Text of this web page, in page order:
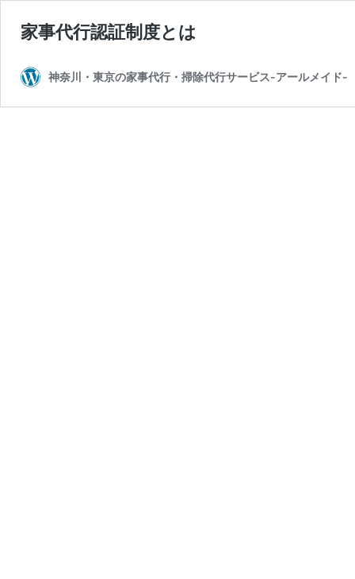
家事代行認証制度とは
神奈川・東京の家事代行・掃除代行サービス-アールメイド-